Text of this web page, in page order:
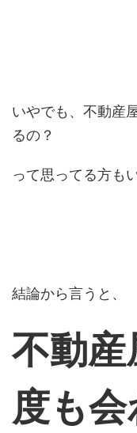
いやでも、不動産
るの？
って思ってる方も
結論から言うと、
不動
度も